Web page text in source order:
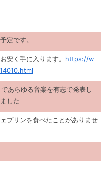
定です。
安く手に入ります。 https://w
あらゆる音楽を有志で発表し
した
プリンを食べたことがありませ